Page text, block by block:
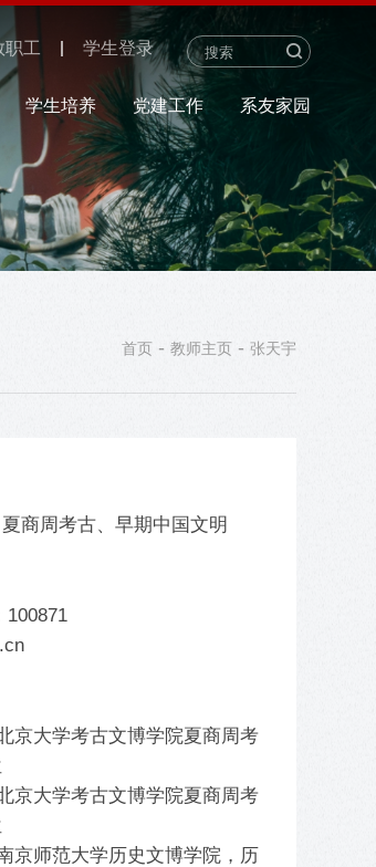
职工 学生登录
学生培养 党建工作 系友家园
首页 - 教师主页 - 张天宇
商周考古、早期中国文明
100871
京大学考古文博学院夏商周考
京大学考古文博学院夏商周考
京师范大学历史文博学院，历